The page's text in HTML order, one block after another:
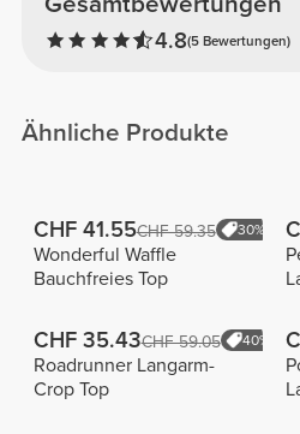
4.8(5 Bewertungen)
Ähnliche Produkte
CHF 41.55CHF 59.35 30%
Wonderful Waffle
Bauchfreies Top
CHF 35.43CHF 59.05 40%
Roadrunner Langarm-
Crop Top